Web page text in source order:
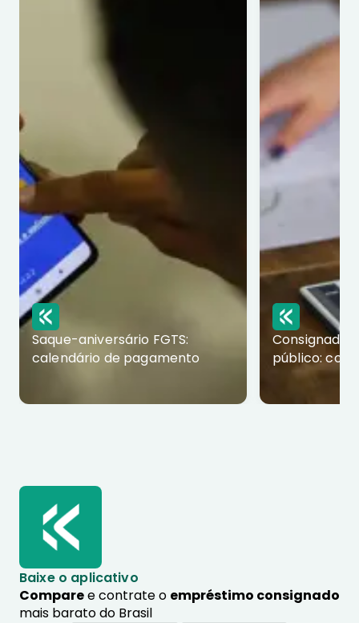
Saque-aniversário FGTS:
calendário de pagamento
Consignado
público:
Baixe o aplicativo
Comparee contrate o empréstimo consignado
mais barato do Brasil